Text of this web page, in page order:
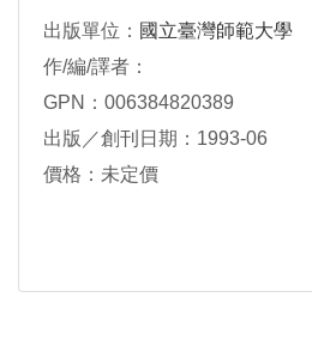
出版單位： 國立臺灣師範大學
作/編/譯者：
GPN：006384820389
出版／創刊日期：1993-06
價格：未定價